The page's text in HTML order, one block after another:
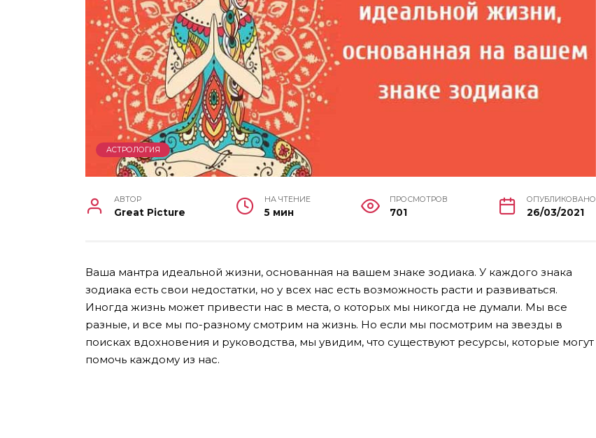
АСТРОЛОГИЯ
АВТОР
Great Picture
НА ЧТЕНИЕ
5 мин
ПРОСМОТРОВ
701
ОПУБЛИКОВАНО
26/03/2021
Ваша мантра идеальной жизни, основанная на вашем знаке зодиака. У каждого знака
зодиака есть свои недостатки, но у всех нас есть возможность расти и развиваться.
Иногда жизнь может привести нас в места, о которых мы никогда не думали. Мы все
разные, и все мы по-разному смотрим на жизнь. Но если мы посмотрим на звезды в
поисках вдохновения и руководства, мы увидим, что существуют ресурсы, которые могут
помочь каждому из нас.